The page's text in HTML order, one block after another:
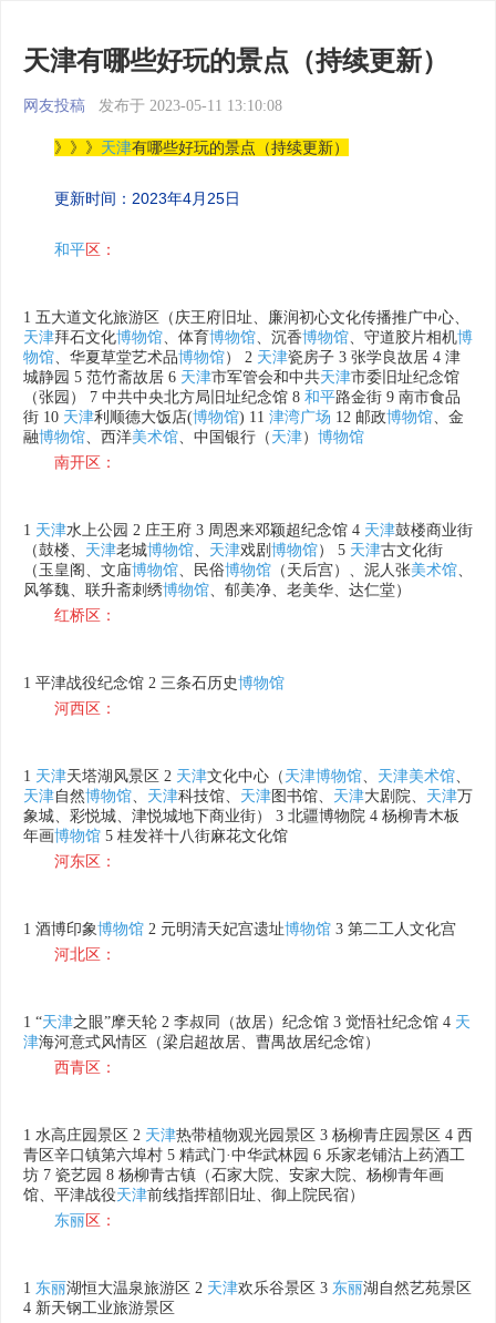
天津有哪些好玩的景点（持续更新）
网友投稿 发布于 2023-05-11 13:10:08
》》》 天津有哪些好玩的景点（持续更新）
更新时间：2023年4月25日
和平区：
1 五大道文化旅游区（庆王府旧址、廉润初心文化传播推广中心、
天津拜石文化博物馆、体育博物馆、沉香博物馆、守道胶片相机博
物馆、华夏草堂艺术品博物馆） 2 天津瓷房子 3 张学良故居 4 津
城静园 5 范竹斋故居 6 天津市军管会和中共天津市委旧址纪念馆
（张园） 7 中共中央北方局旧址纪念馆 8 和平路金街 9 南市食品
街 10 天津利顺德大饭店(博物馆) 11 津湾广场 12 邮政博物馆、金
融博物馆、西洋美术馆、中国银行（ 天津） 博物馆
南开区：
1 天津水上公园 2 庄王府 3 周恩来邓颖超纪念馆 4 天津鼓楼商业街
（鼓楼、 天津老城博物馆、 天津戏剧 博物馆） 5 天津古文化街
（玉皇阁、文庙博物馆、民俗博物馆 （天后宫）、泥人张美术馆、
风筝魏、联升斋刺绣博物馆、郁美净、老美华、达仁堂）
红桥区：
1 平津战役纪念馆 2 三条石历史博物馆
河西区：
1 天津天塔湖风景区 2 天津文化中心（ 天津博物馆、 天津美术馆、
天津自然博物馆、 天津科技馆、 天津图书馆、 天津大剧院、 天津万
象城、彩悦城、津悦城地下商业街） 3 北疆博物院 4 杨柳青木板
年画博物馆 5 桂发祥十八街麻花文化馆
河东区：
1 酒博印象博物馆 2 元明清天妃宫遗址博物馆 3 第二工人文化宫
河北区：
1 “天津之眼”摩天轮 2 李叔同（故居）纪念馆 3 觉悟社纪念馆 4 天
津海河意式风情区（梁启超故居、曹禺故居纪念馆）
西青区：
1 水高庄园景区 2 天津热带植物观光园景区 3 杨柳青庄园景区 4 西
青区辛口镇第六埠村 5 精武门·中华武林园 6 乐家老铺沽上药酒工
坊 7 瓷艺园 8 杨柳青古镇（石家大院、安家大院、杨柳青年画
馆、平津战役天津前线指挥部旧址、御上院民宿）
东丽区：
1 东丽湖恒大温泉旅游区 2 天津欢乐谷景区 3 东丽湖自然艺苑景区
4 新天钢工业旅游景区